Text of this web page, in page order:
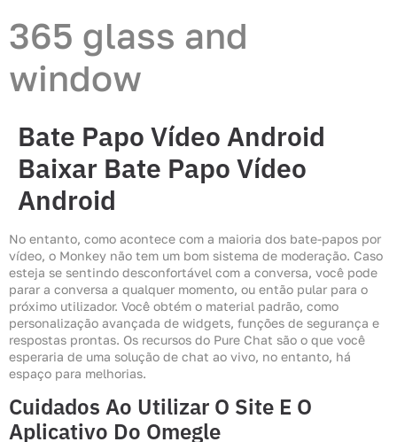
365 glass and
window
Bate Papo Vídeo Android
Baixar Bate Papo Vídeo
Android
No entanto, como acontece com a maioria dos bate-papos por
vídeo, o Monkey não tem um bom sistema de moderação. Caso
esteja se sentindo desconfortável com a conversa, você pode
parar a conversa a qualquer momento, ou então pular para o
próximo utilizador. Você obtém o material padrão, como
personalização avançada de widgets, funções de segurança e
respostas prontas. Os recursos do Pure Chat são o que você
esperaria de uma solução de chat ao vivo, no entanto, há
espaço para melhorias.
Cuidados Ao Utilizar O Site E O
Aplicativo Do Omegle